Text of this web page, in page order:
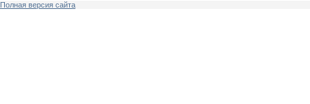
Полная версия сайта